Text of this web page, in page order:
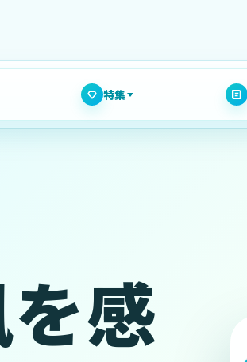
特集
マッコウクジラスイム特集
ファンダイビング特集
感